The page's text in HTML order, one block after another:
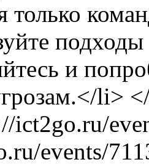
только
и
li>
ict2go.ru/
events/